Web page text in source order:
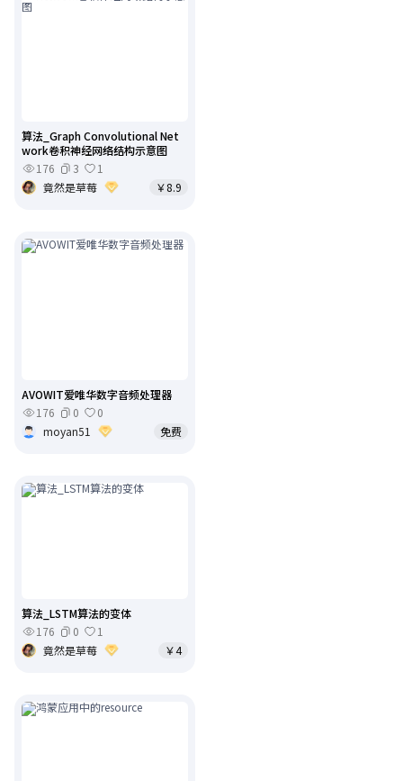
算法_Graph Convolutional Net
work卷积神经网络结构示意图
176
3
1
竟然是草莓
￥8.9
AVOWIT爱唯华数字音频处理器
176
0
0
moyan51
免费
算法_LSTM算法的变体
176
0
1
竟然是草莓
￥4